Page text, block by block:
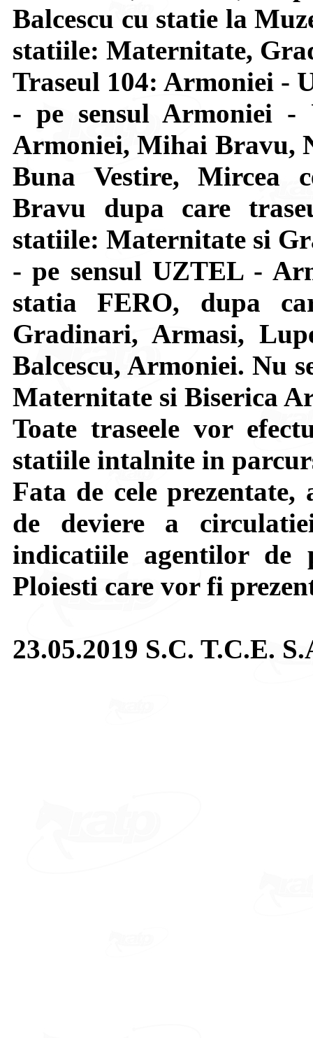
Balcescu cu statie la
statiile: Maternitate,
Traseul 104: Armoniei -
- pe sensul Armoniei -
Armoniei, Mihai Bravu,
Buna Vestire, Mircea
Bravu dupa care
statiile: Maternitate si
- pe sensul UZTEL -
statia FERO, dupa
Gradinari, Armasi,
Balcescu, Armoniei. Nu
Maternitate si Biserica
Toate traseele vor
statiile intalnite in
Fata de cele
de deviere a
indicatiile agentilor
Ploiesti care vor fi
23.05.2019 S.C. T.C.E.